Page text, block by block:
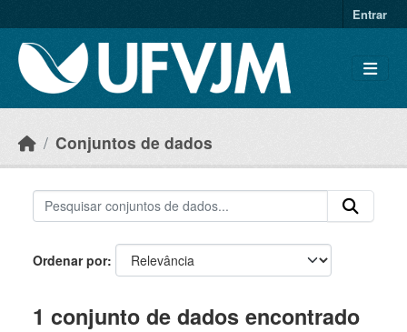
Entrar
Conjuntos de dados
Ordenar por
1 conjunto de dados encontrado